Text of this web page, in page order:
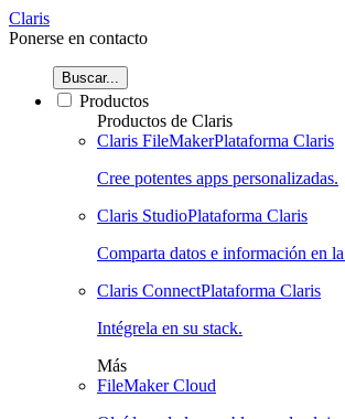
Claris
Ponerse en contacto
Buscar...
Productos
Productos de Claris
Claris FileMakerPlataforma Claris
Cree potentes apps personalizadas.
Claris StudioPlataforma Claris
Comparta datos e información en
Claris ConnectPlataforma Claris
Intégrela en su stack.
Más
FileMaker Cloud